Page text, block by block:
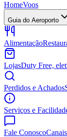
HomeVoos
Guia do Aeroporto
Alimentação
LojasDuty Free,
Perdidos e Achados
Serviços e
Fale Conosco